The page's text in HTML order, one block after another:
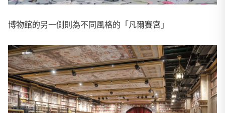
博物館的另一側則為不同風格的「凡爾賽宮」